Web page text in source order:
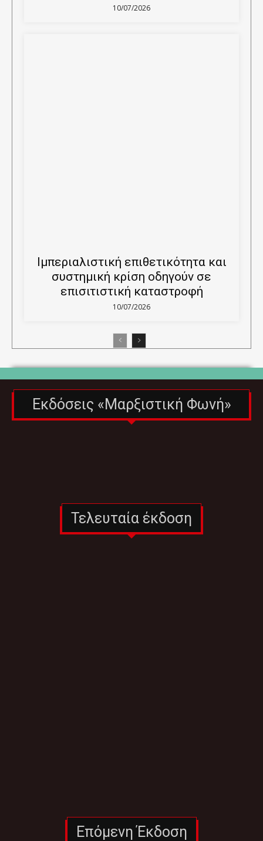
10/07/2026
Ιμπεριαλιστική επιθετικότητα και
συστημική κρίση οδηγούν σε
επισιτιστική καταστροφή
10/07/2026
Εκδόσεις «Μαρξιστική Φωνή»
Τελευταία έκδοση
Επόμενη Έκδοση